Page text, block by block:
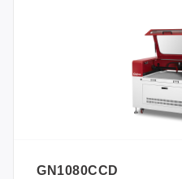
GN1080CCD